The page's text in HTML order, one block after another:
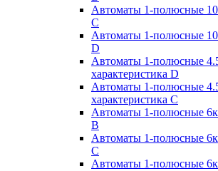
Автоматы 1-полюсные
C
Автоматы 1-полюсные
D
Автоматы 1-полюсные
характеристика D
Автоматы 1-полюсные
характеристика С
Автоматы 1-полюсные
B
Автоматы 1-полюсные
C
Автоматы 1-полюсные